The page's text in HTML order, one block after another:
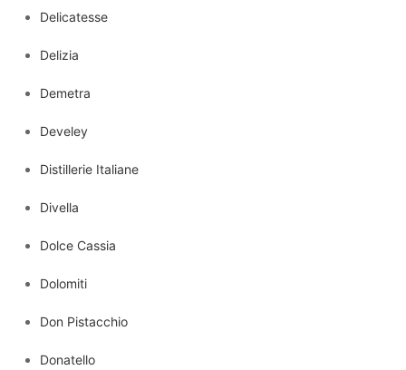
Delicatesse
Delizia
Demetra
Develey
Distillerie Italiane
Divella
Dolce Cassia
Dolomiti
Don Pistacchio
Donatello